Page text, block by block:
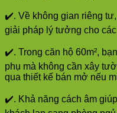
✔️. Về không gian riêng
giải pháp lý tưởng cho
✔️. Trong căn hộ 60m²,
phụ mà không cần xây
qua thiết kế bán mở nếu
✔️. Khả năng cách âm